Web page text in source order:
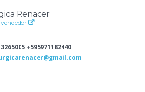
Renacer
vendedor
+595971182440